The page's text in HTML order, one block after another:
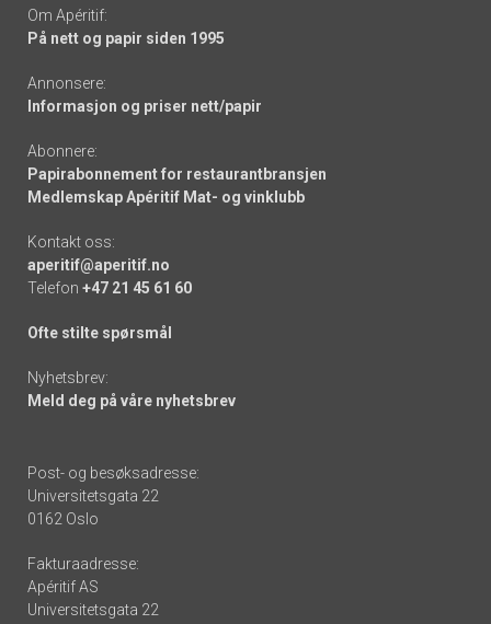
Om Apéritif:
På nett og papir siden 1995
Annonsere:
Informasjon og priser nett/papir
Abonnere:
Papirabonnement for restaurantbransjen
Medlemskap Apéritif Mat- og vinklubb
Kontakt oss:
aperitif@aperitif.no
Telefon +47 21 45 61 60
Ofte stilte spørsmål
Nyhetsbrev:
Meld deg på våre nyhetsbrev
Post- og besøksadresse:
Universitetsgata 22
0162 Oslo
Fakturaadresse:
Apéritif AS
Universitetsgata 22